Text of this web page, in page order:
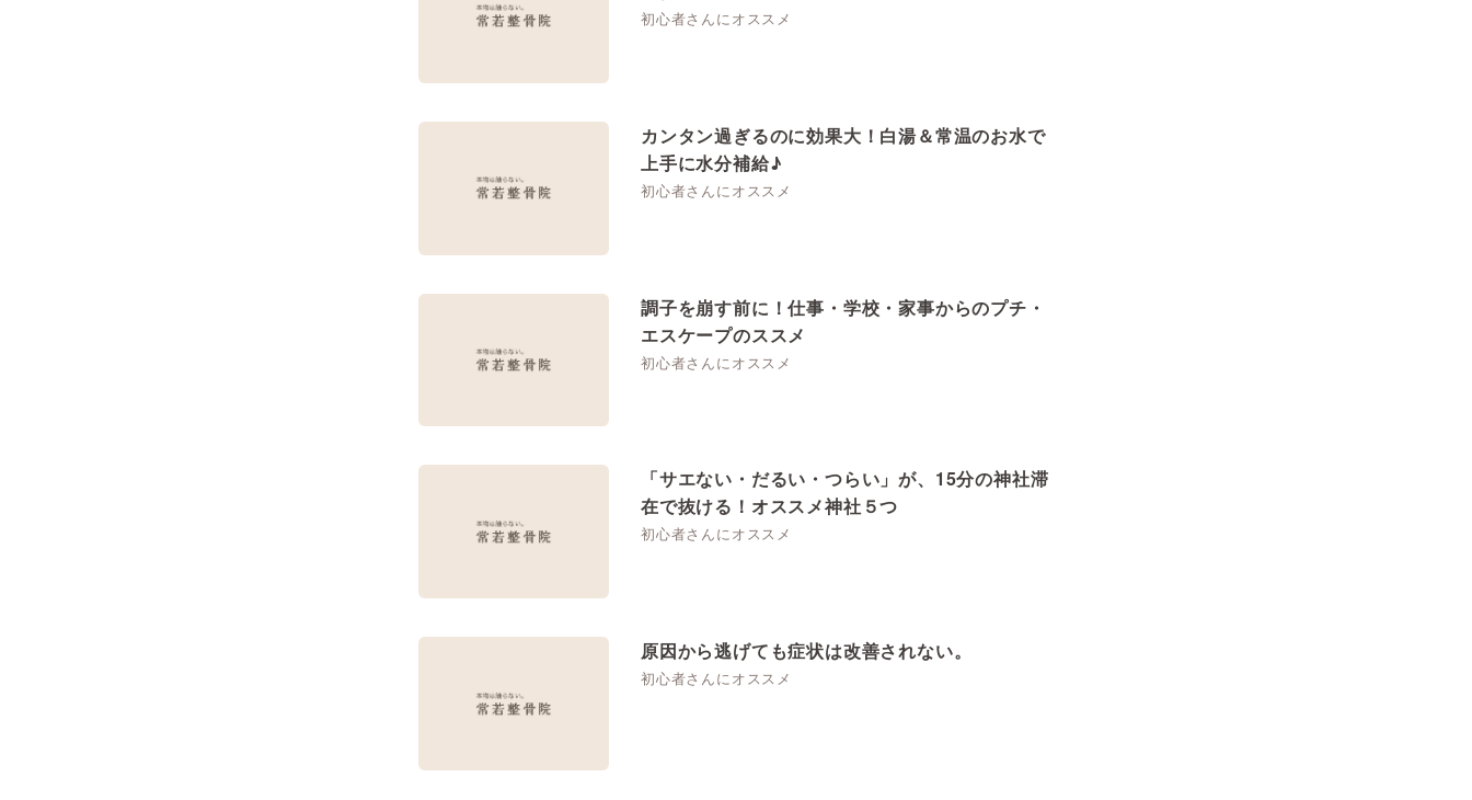
初心者さんにオススメ
カンタン過ぎるのに効果大！白湯＆常温のお水で
上手に水分補給♪
初心者さんにオススメ
調子を崩す前に！仕事・学校・家事からのプチ・
エスケープのススメ
初心者さんにオススメ
「サエない・だるい・つらい」が、15分の神社滞
在で抜ける！オススメ神社５つ
初心者さんにオススメ
原因から逃げても症状は改善されない。
初心者さんにオススメ